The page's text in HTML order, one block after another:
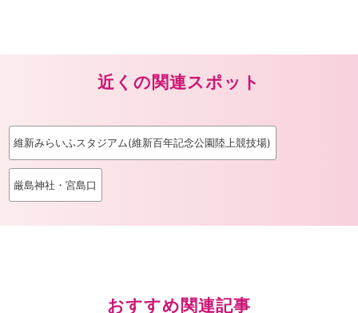
近くの関連スポット
維新みらいふスタジアム(維新百年記念公園陸上競技場)
厳島神社・宮島口
おすすめ関連記事